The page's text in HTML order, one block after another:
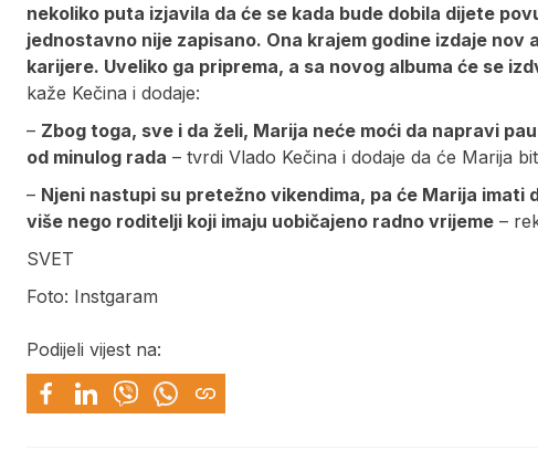
nekoliko puta izjavila da će se kada bude dobila dijete
jednostavno nije zapisano. Ona krajem godine izdaje nov
karijere. Uveliko ga priprema, a sa novog albuma će se
kaže Kečina i dodaje:
– Zbog toga, sve i da želi, Marija neće moći da napravi
od minulog rada – tvrdi Vlado Kečina i dodaje da će Marija
– Njeni nastupi su pretežno vikendima, pa će Marija
više nego roditelji koji imaju uobičajeno radno vrijeme –
SVET
Foto: Instgaram
Podijeli vijest na: